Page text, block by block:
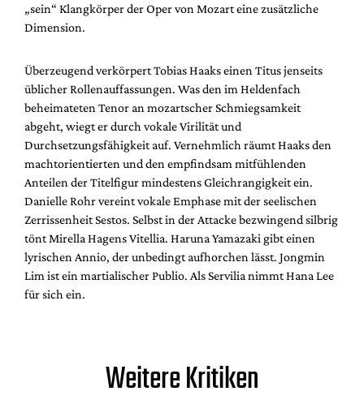
„sein“ Klangkörper der Oper von Mozart eine zusätzliche
Dimension.
Überzeugend verkörpert Tobias Haaks einen Titus jenseits
üblicher Rollenauffassungen. Was den im Heldenfach
beheimateten Tenor an mozartscher Schmiegsamkeit
abgeht, wiegt er durch vokale Virilität und
Durchsetzungsfähigkeit auf. Vernehmlich räumt Haaks den
machtorientierten und den empfindsam mitfühlenden
Anteilen der Titelfigur mindestens Gleichrangigkeit ein.
Danielle Rohr vereint vokale Emphase mit der seelischen
Zerrissenheit Sestos. Selbst in der Attacke bezwingend silbrig
tönt Mirella Hagens Vitellia. Haruna Yamazaki gibt einen
lyrischen Annio, der unbedingt aufhorchen lässt. Jongmin
Lim ist ein martialischer Publio. Als Servilia nimmt Hana Lee
für sich ein.
Weitere Kritiken